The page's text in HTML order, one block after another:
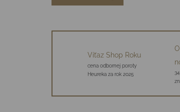
Víťaz Shop Roku
cena odbornej poroty
Heureka za rok 2025